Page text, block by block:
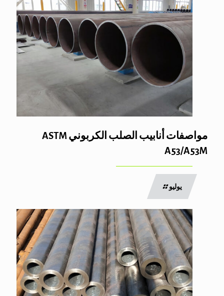
مواصفات أنابيب الصلب الكربوني ASTM
A53/A53M
يوليو